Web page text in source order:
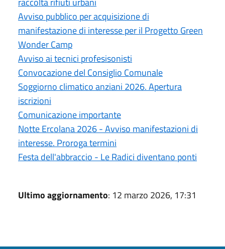
Avviso pubblico per acquisizione di
manifestazione di interesse per il Progetto Green
Wonder Camp
Avviso ai tecnici profesisonisti
Convocazione del Consiglio Comunale
Soggiorno climatico anziani 2026. Apertura
iscrizioni
Comunicazione importante
Notte Ercolana 2026 - Avviso manifestazioni di
interesse. Proroga termini
Festa dell'abbraccio - Le Radici diventano ponti
Ultimo aggiornamento: 12 marzo 2026, 17:31